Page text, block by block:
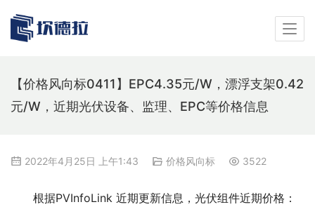
【价格风向标0411】EPC4.35元/W，漂浮支架0.42
元/W，近期光伏设备、监理、EPC等价格信息
2022年4月25日 上午1:43 价格风向标 3522
根据PVInfoLink 近期更新信息，光伏组件近期价格：